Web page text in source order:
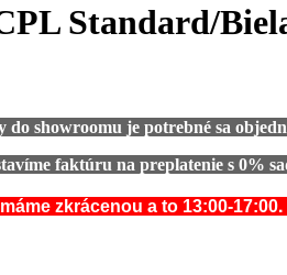
Standard/
showroomu je potrebné sa
faktúru na preplatenie s 0%
zkrácenou a to 13:00-17:00